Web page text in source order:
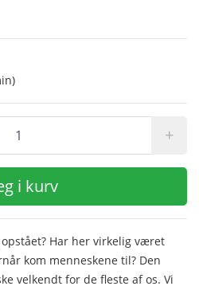
+
i kurv
Har her virkelig været
kom menneskene til? Den
velkendt for de fleste af os. Vi